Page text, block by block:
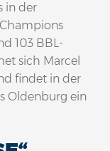
in der
103 BBL-
sich Marcel
findet in der
Oldenburg ein